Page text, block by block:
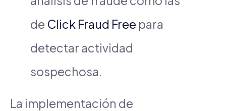
de Click Fraud Free para
detectar actividad
sospechosa.
La implementación de